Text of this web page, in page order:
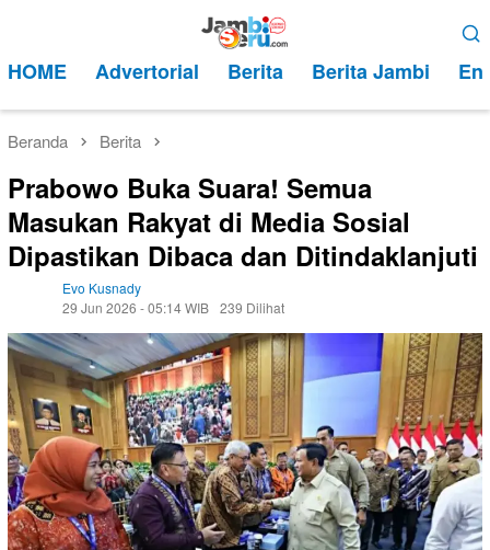
kontenMobile
HOME Advertorial Berita Berita Jambi
Beranda Berita
Prabowo Buka Suara! Semua
Masukan Rakyat di Media Sosial
Dipastikan Dibaca dan Ditindaklanjuti
Evo Kusnady
29 Jun 2026 - 05:14 WIB 239 Dilihat